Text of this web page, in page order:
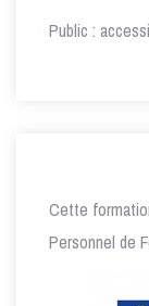
Public :
Cette
Personnel de